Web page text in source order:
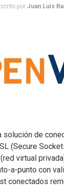
por Juan Luis
solución de
(Secure
virtual
a-punto con
conectados